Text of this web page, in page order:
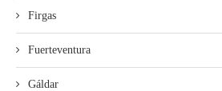
Firgas
Fuerteventura
Gáldar